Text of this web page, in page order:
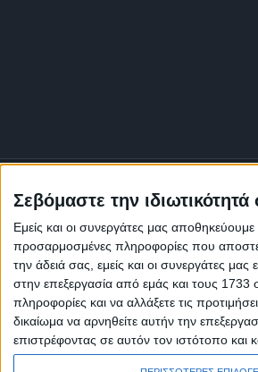
Σεβόμαστε την ιδιωτικότητά
Εμείς και οι συνεργάτες μας
προσαρμοσμένες πληροφορίες που
την άδειά σας, εμείς και οι συνεργάτες
στην επεξεργασία από εμάς και τους 1733
πληροφορίες και να αλλάξετε τις
δικαίωμα να αρνηθείτε αυτήν την
επιστρέφοντας σε αυτόν τον ιστότοπο και